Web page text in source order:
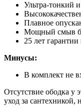
Ультра-тонкий
Плавное
Мощный смыв
25 лет
Минусы:
В комплект не
Отсутствие ободка у
уход за